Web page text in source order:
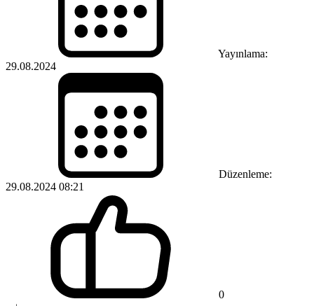
Yayınlama:
29.08.2024
Düzenleme:
29.08.2024 08:21
0